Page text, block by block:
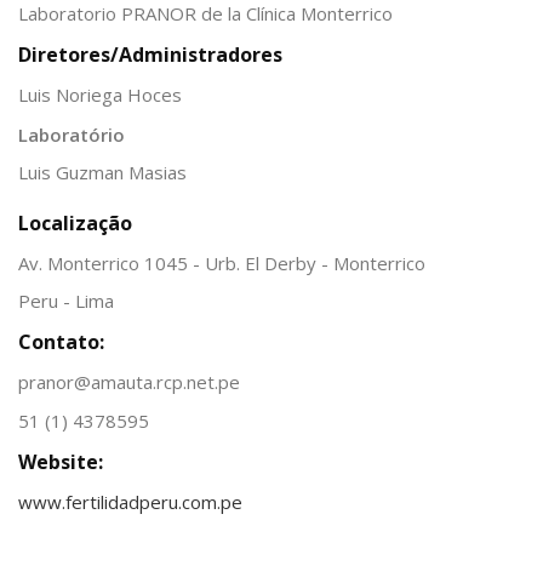
Laboratorio PRANOR de la Clínica Monterrico
Diretores/Administradores
Luis Noriega Hoces
Laboratório
Luis Guzman Masias
Localização
Av. Monterrico 1045 - Urb. El Derby - Monterrico
Peru - Lima
Contato:
pranor@amauta.rcp.net.pe
51 (1) 4378595
Website:
www.fertilidadperu.com.pe